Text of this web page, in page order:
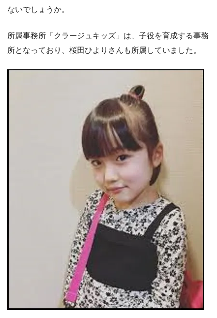
ないでしょうか。
所属事務所「クラージュキッズ」は、子役を育成する事務
所となっており、桜田ひよりさんも所属していました。